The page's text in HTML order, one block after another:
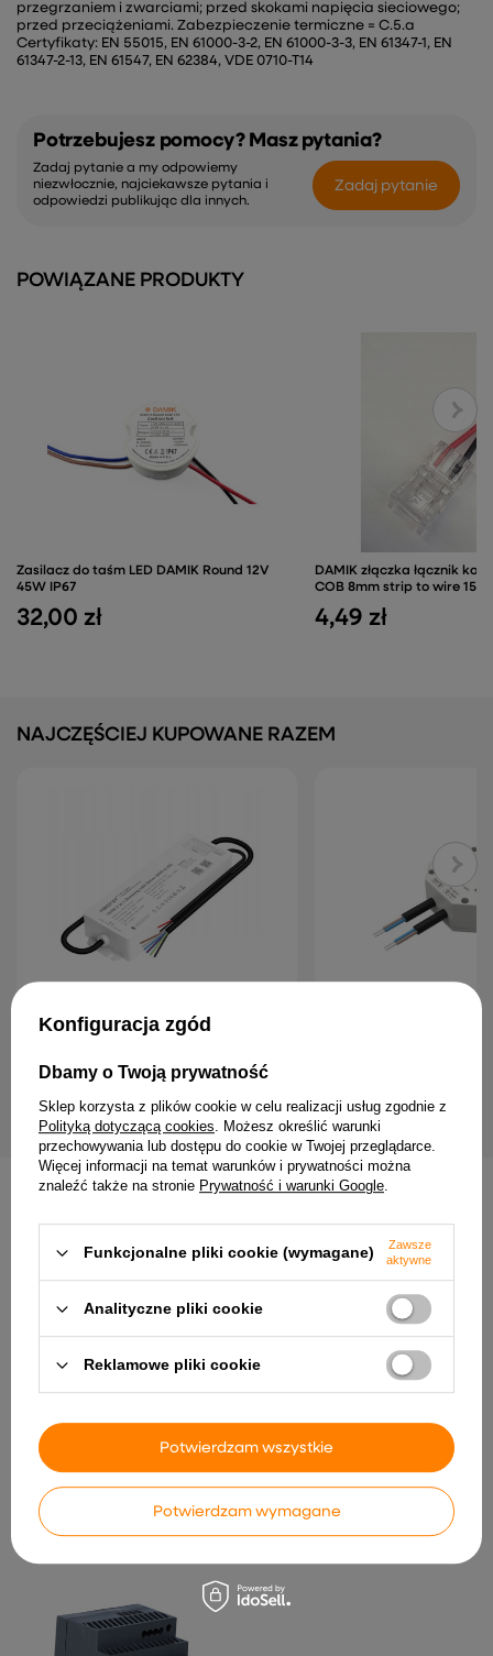
przegrzaniem i zwarciami; przed skokami napięcia sieciowego;
przed przeciążeniami. Zabezpieczenie termiczne = C.5.a
Certyfikaty: EN 55015, EN 61000-3-2, EN 61000-3-3, EN 61347-1, EN
61347-2-13, EN 61547, EN 62384, VDE 0710-T14
Potrzebujesz pomocy? Masz pytania?
Zadaj pytanie a my odpowiemy
niezwłocznie, najciekawsze pytania i
odpowiedzi publikując dla innych.
Zadaj pytanie
POWIĄZANE PRODUKTY
Zasilacz do taśm LED DAMIK Round 12V
45W IP67
32,00 zł
DAMIK złączka łącznik
COB 8mm strip to wire
4,49 zł
NAJCZĘŚCIEJ KUPOWANE RAZEM
MiBoxer WP5-P150V24 Zasilacz LED
329,98 zł
Zasilacz do taśm LED DC
240VAC
29,99 zł 69,99 zł
Konfiguracja zgód
Dbamy o Twoją prywatność
Sklep korzysta z plików cookie w celu realizacji usług zgodnie z
Polityką dotyczącą cookies. Możesz określić warunki
przechowywania lub dostępu do cookie w Twojej przeglądarce.
Więcej informacji na temat warunków i prywatności można
znaleźć także na stronie Prywatność i warunki Google.
Funkcjonalne pliki cookie (wymagane)
Zawsze
aktywne
Analityczne pliki cookie
Reklamowe pliki cookie
Potwierdzam wymagane
Potwierdzam wszystkie